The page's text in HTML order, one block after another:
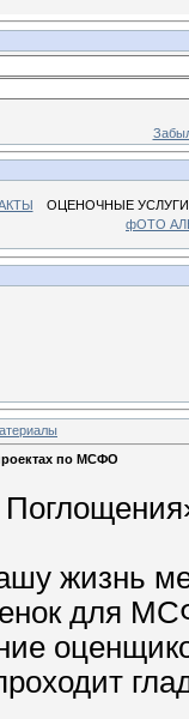
ОЦЕНОЧНЫЕ УСЛУГИ
фОТО
по МСФО
жизнь
для